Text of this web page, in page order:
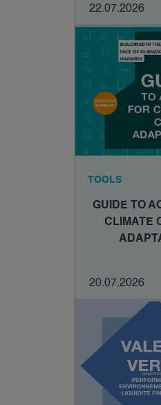
22.07.2026
TOOLS
GUIDE TO
CLIMATE
20.07.2026